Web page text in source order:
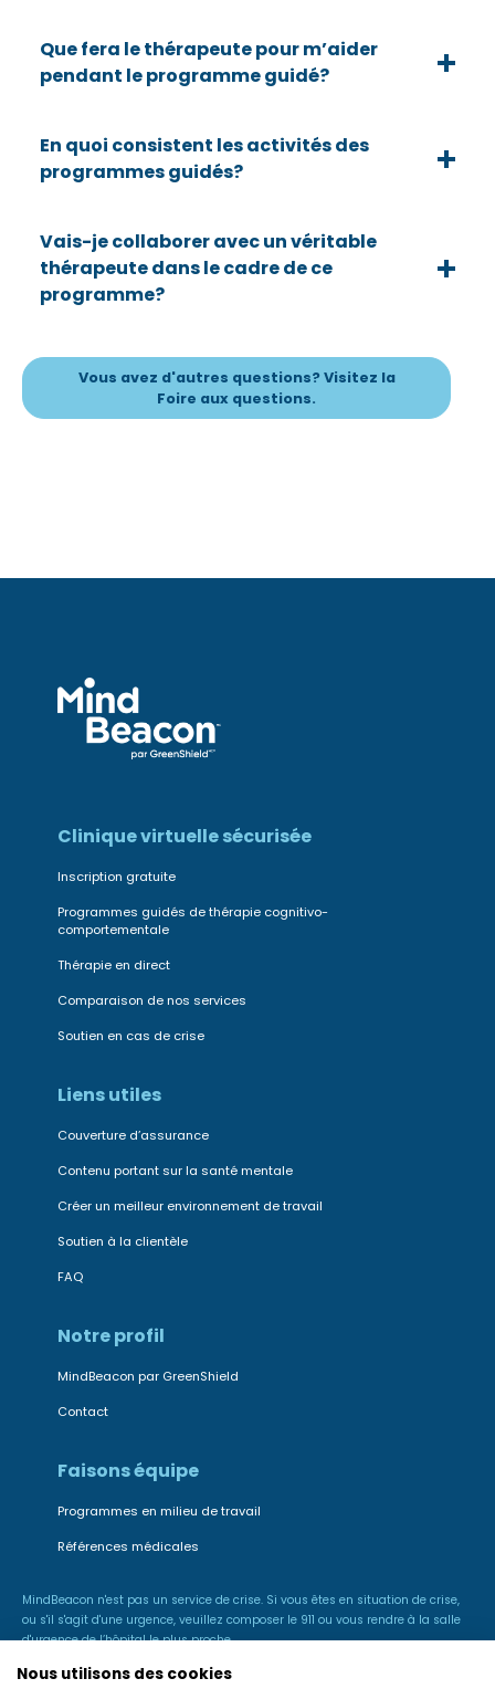
Que fera le thérapeute pour m’aider
pendant le programme guidé?
En quoi consistent les activités des
programmes guidés?
Vais-je collaborer avec un véritable
thérapeute dans le cadre de ce
programme?
Vous avez d'autres questions? Visitez la
Foire aux questions.
Clinique virtuelle sécurisée
Inscription gratuite
Programmes guidés de thérapie cognitivo-
comportementale
Thérapie en direct
Comparaison de nos services
Soutien en cas de crise
Liens utiles
Couverture d’assurance
Contenu portant sur la santé mentale
Créer un meilleur environnement de travail
Soutien à la clientèle
FAQ
Notre profil
MindBeacon par GreenShield
Contact
Faisons équipe
Programmes en milieu de travail
Références médicales
MindBeacon n'est pas un service de crise. Si vous êtes en situation de crise,
ou s'il s'agit d'une urgence, veuillez composer le 911 ou vous rendre à la salle
d'urgence de l’hôpital le plus proche.
Nous utilisons des cookies